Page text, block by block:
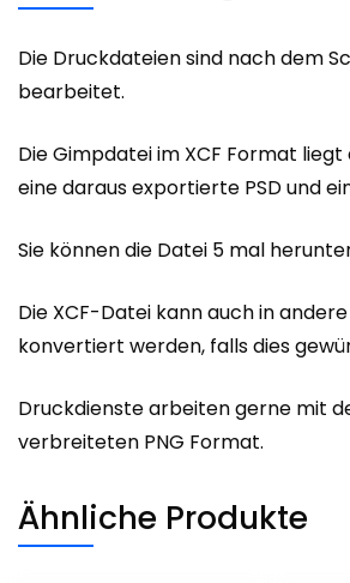
Die Druckdateien sind nach dem
bearbeitet.
Die Gimpdatei im XCF Format
eine daraus exportierte PSD und
Sie können die Datei 5 mal
Die XCF-Datei kann auch in
konvertiert werden, falls dies
Druckdienste arbeiten gerne mit
verbreiteten PNG Format.
Ähnliche Produkte